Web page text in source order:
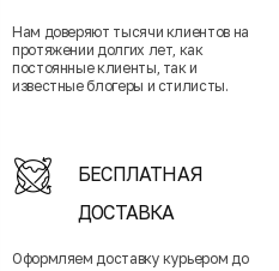
Нам доверяют тысячи клиентов на
протяжении долгих лет, как
постоянные клиенты, так и
известные блогеры и стилисты.
БЕСПЛАТНАЯ
ДОСТАВКА
Оформляем доставку курьером до